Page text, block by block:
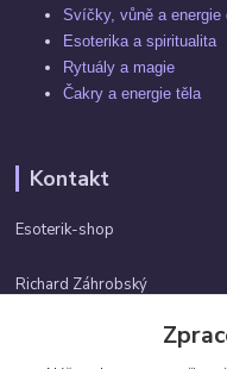
Svíčky, vůně a energie
Esoterika a spiritualita
Rytuály a magie
Čakry a energie těla
Kontakt
Esoterik-shop
Richard Záhrobský